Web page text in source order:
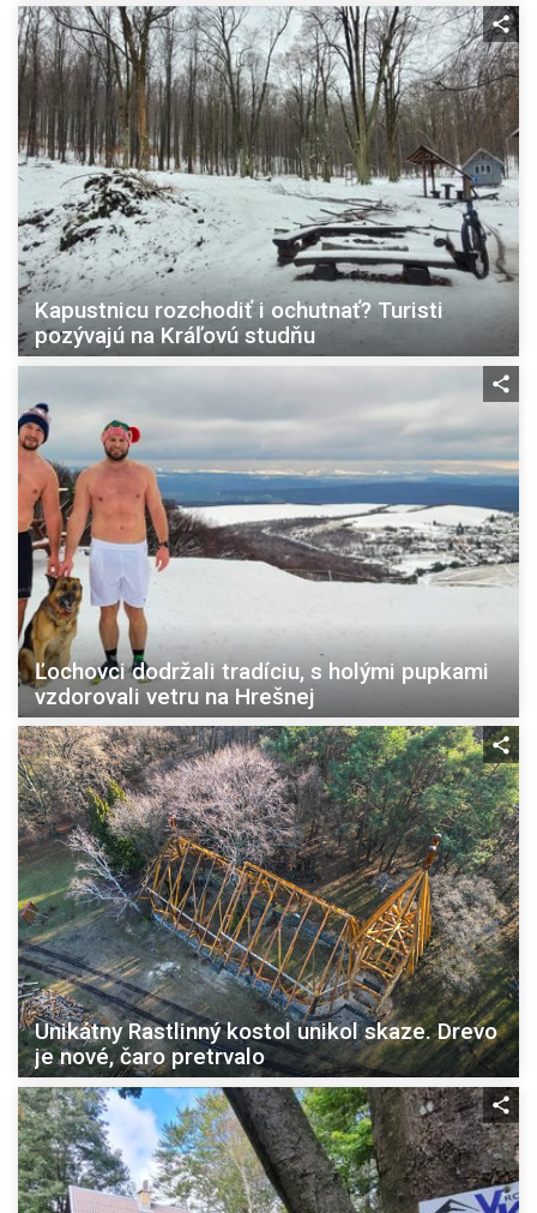
Kapustnicu rozchodiť i ochutnať? Turisti
pozývajú na Kráľovú studňu
Ľochovci dodržali tradíciu, s holými pupkami
vzdorovali vetru na Hrešnej
Unikátny Rastlinný kostol unikol skaze. Drevo
je nové, čaro pretrvalo